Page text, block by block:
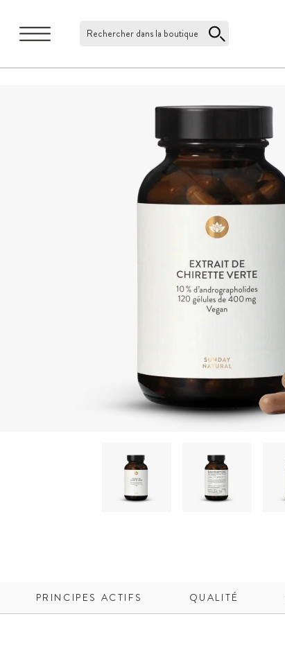
Rechercher dans la boutique
PRINCIPES ACTIFS QUALITÉ